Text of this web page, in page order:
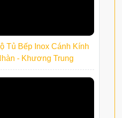
Tủ Bếp Inox Cánh Kính
- Khương Trung